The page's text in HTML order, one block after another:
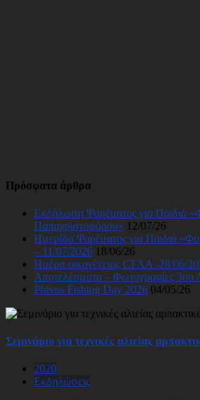
Πρόσφατα άρθρα
Εκδήλωση Ψαρέματος για Παιδιά
Παπαχριστοφόρου» 12/07/26
Ημερίδα Ψαρέματος για Παιδιά
– 11/07/2026 18/06/26
Ημέρα οικογένειας CFAA -28/06/
Αποτελέσματα – Φωτογραφίες 3ου
Phivos Fishing Day 2026 04/05/26
Σεμινάριο για τεχνικές αλιείας
2020
Εκδηλώσεις